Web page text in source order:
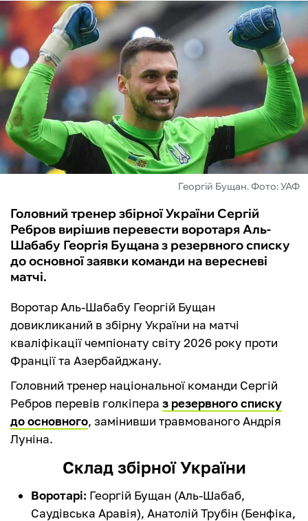
ЧС-2026
ФУТЗАЛ
ІНШІ
БУКМЕКЕРИ
Георгій Бущан. Фото: УАФ
Головний тренер збірної України Сергій
Ребров вирішив перевести воротаря Аль-
Шабабу Георгія Бущана з резервного списку
до основної заявки команди на вересневі
матчі.
Воротар Аль-Шабабу Георгій Бущан
довикликаний в збірну України на матчі
кваліфікації чемпіонату світу 2026 року проти
Франції та Азербайджану.
Головний тренер національної команди Сергій
Ребров перевів голкіпера з резервного списку
до основного, замінивши травмованого Андрія
Луніна.
Склад збірної України
Воротарі: Георгій Бущан (Аль-Шабаб,
Саудівська Аравія), Анатолій Трубін (Бенфіка,